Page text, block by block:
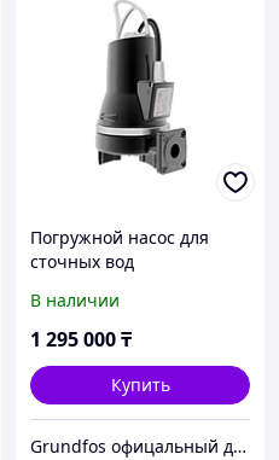
Погружной насос для
сточных вод
(96075909)
В наличии
1 295 000₸
Купить
Grundfos офицальный дилер ТОО АСТИВ